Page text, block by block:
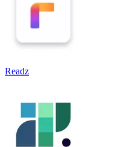
Readz